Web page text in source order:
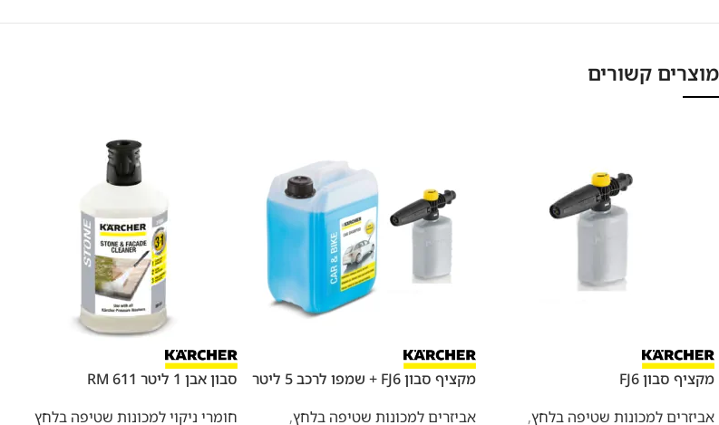
מוצרים קשורים
מקציף סבון FJ6
אביזרים למכונות שטיפה בלחץ,
מקציף סבון FJ6 + שמפו לרכב 5 ליטר
אביזרים למכונות שטיפה בלחץ,
סבון אבן 1 ליטר RM 611
חומרי ניקוי למכונות שטיפה בלחץ